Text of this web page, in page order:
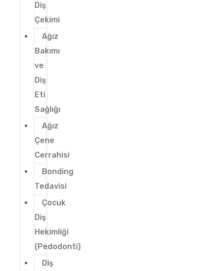
Diş
Çekimi
Ağız
Bakımı
ve
Diş
Eti
Sağlığı
Ağız
Çene
Cerrahisi
Bonding
Tedavisi
Çocuk
Diş
Hekimliği
(Pedodonti)
Diş